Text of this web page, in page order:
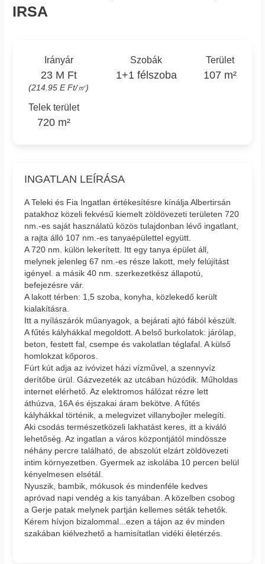
IRSA
Irányár
23 M Ft
(214.95 E Ft/㎡)
Szobák
1+1 félszoba
Terület
107 m²
Telek terület
720 m²
INGATLAN LEÍRÁSA
A Teleki és Fia Ingatlan értékesítésre kínálja Albertirsán
patakhoz közeli fekvésű kiemelt zöldövezeti területen 720
nm.-es saját használatú közös tulajdonban lévő ingatlant,
a rajta álló 107 nm.-es tanyaépülettel együtt.
A 720 nm. külön lekerített. Itt egy tanya épület áll,
melynek jelenleg 67 nm.-es része lakott, mely felújítást
igényel. a másik 40 nm. szerkezetkész állapotú,
befejezésre vár.
A lakott térben: 1,5 szoba, konyha, közlekedő került
kialakításra.
Itt a nyílászárók műanyagok, a bejárati ajtó fából készült.
A fűtés kályhákkal megoldott. A belső burkolatok: járólap,
beton, festett fal, csempe és vakolatlan téglafal. A külső
homlokzat kőporos.
Fúrt kút adja az ivóvizet házi vízművel, a szennyvíz
derítőbe ürül. Gázvezeték az utcában húzódik. Műholdas
internet elérhető. Az elektromos hálózat rézre lett
áthúzva, 16A és éjszakai áram bekötve. A fűtés
kályhákkal történik, a melegvizet villanybojler melegíti.
Aki csodás természetközeli lakhatást keres, itt a kiváló
lehetőség. Az ingatlan a város központjától mindössze
néhány percre található, de abszolút elzárt zöldövezeti
intim környezetben. Gyermek az iskolába 10 percen belül
kényelmesen elsétál.
Nyuszik, bambik, mókusok és mindenféle kedves
apróvad napi vendég a kis tanyában. A közelben csobog
a Gerje patak melynek partján kellemes séták tehetők.
Kérem hívjon bizalommal...ezen a tájon az év minden
szakában kiélvezhető a hamisítatlan vidéki életérzés.